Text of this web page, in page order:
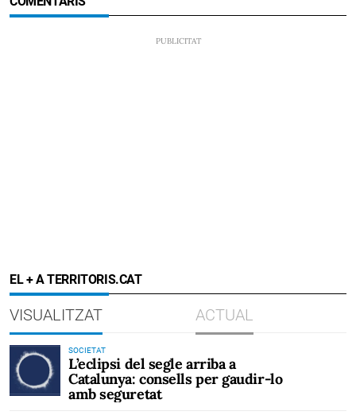
EL + A TERRITORIS.CAT
VISUALITZAT ACTUAL
SOCIETAT
L’eclipsi del segle arriba a
Catalunya: consells per gaudir-lo
amb seguretat